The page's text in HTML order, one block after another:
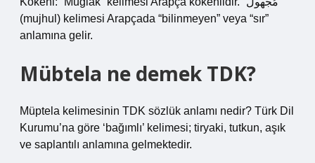
(mujhul) kelimesi Arapçada “bilinmeyen” veya “sır”
anlamına gelir.
Mübtela ne demek TDK?
Müptela kelimesinin TDK sözlük anlamı nedir? Türk Dil
Kurumu’na göre ‘bağımlı’ kelimesi; tiryaki, tutkun, aşık
ve saplantılı anlamına gelmektedir.